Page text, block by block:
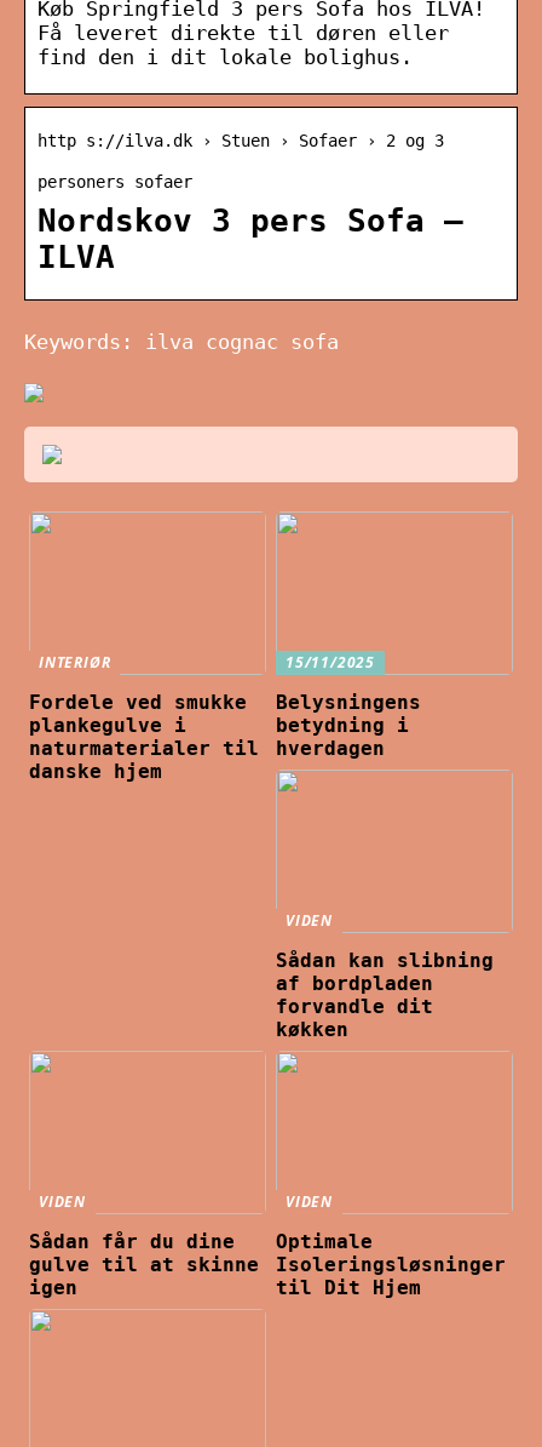
Køb Springfield 3 pers Sofa hos ILVA!
Få leveret direkte til døren eller
find den i dit lokale bolighus.
http s://ilva.dk › Stuen › Sofaer › 2 og 3
personers sofaer
Nordskov 3 pers Sofa –
ILVA
Keywords: ilva cognac sofa
INTERIØR
Fordele ved smukke
plankegulve i
naturmaterialer til
danske hjem
15/11/2025
Belysningens
betydning i
hverdagen
VIDEN
Sådan kan slibning
af bordpladen
forvandle dit
køkken
VIDEN
Sådan får du dine
gulve til at skinne
igen
VIDEN
Optimale
Isoleringsløsninger
til Dit Hjem